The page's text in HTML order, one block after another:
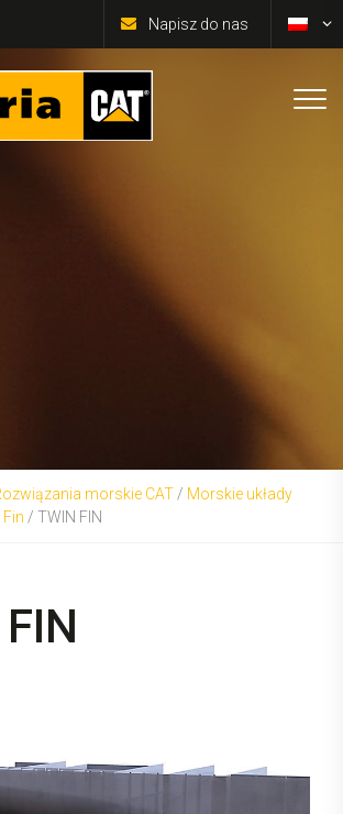
Napisz do nas
morskie CAT / Morskie układy
/ TWIN FIN